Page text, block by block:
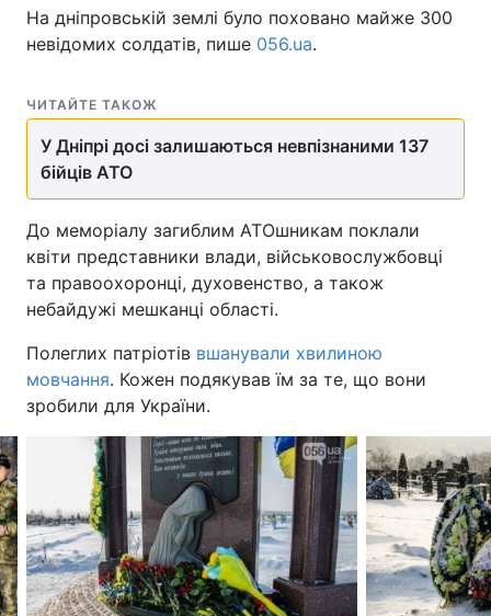
На дніпровській землі було поховано майже 300
невідомих солдатів, пише 056.ua.
ЧИТАЙТЕ ТАКОЖ
У Дніпрі досі залишаються невпізнаними 137
бійців АТО
До меморіалу загиблим АТОшникам поклали
квіти представники влади, військовослужбовці
та правоохоронці, духовенство, а також
небайдужі мешканці області.
Полеглих патріотів вшанували хвилиною
мовчання. Кожен подякував їм за те, що вони
зробили для України.